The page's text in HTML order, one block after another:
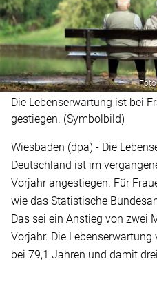
Die Lebenserwartung ist bei
gestiegen. (Symbolbild)
Wiesbaden (dpa) - Die
Deutschland ist im
Vorjahr angestiegen. Für
wie das Statistische
Das sei ein Anstieg von zwei
Vorjahr. Die
bei 79,1 Jahren und damit